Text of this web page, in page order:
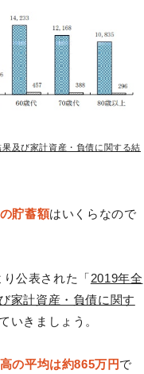
及び家計資産・負債に関する結
貯蓄額はいくらなので
公表された「2019年全
家計資産・負債に関す
いきましょう。
の平均は約865万円で